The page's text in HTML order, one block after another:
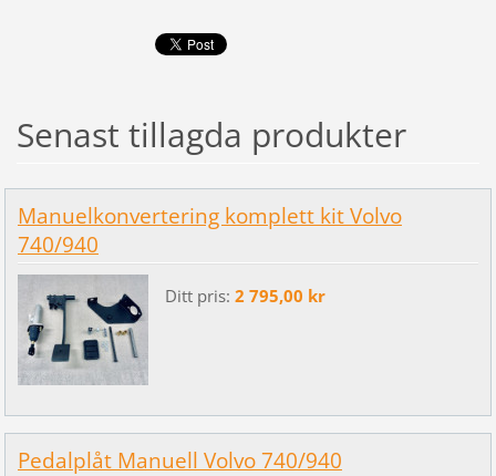
Senast tillagda produkter
Manuelkonvertering komplett kit Volvo
740/940
Ditt pris: 2 795,00 kr
Pedalplåt Manuell Volvo 740/940